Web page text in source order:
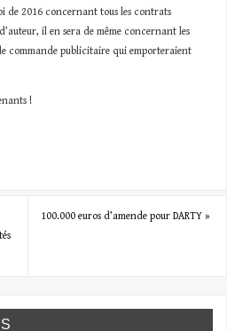
de 2016 concernant tous les contrats
il en sera de même concernant les
commande publicitaire qui emporteraient
!
100.000 euros d’amende pour DARTY»